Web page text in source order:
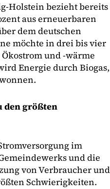
Holstein bezieht bereits
aus erneuerbaren
dem deutschen
möchte in drei bis vier
und -wärme
Energie durch Biogas,
den größten
im
und die
von Verbraucher und
Schwierigkeiten.